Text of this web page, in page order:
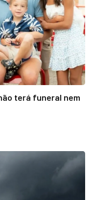
terá funeral nem